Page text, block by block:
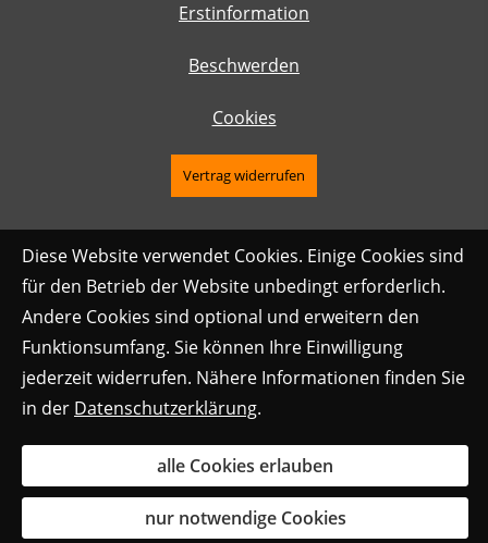
Erstinformation
Beschwerden
Cookies
Vertrag widerrufen
Diese Website verwendet Cookies. Einige Cookies sind
für den Betrieb der Website unbedingt erforderlich.
Andere Cookies sind optional und erweitern den
Funktionsumfang. Sie können Ihre Einwilligung
jederzeit widerrufen. Nähere Informationen finden Sie
in der Datenschutzerklärung.
alle Cookies erlauben
nur notwendige Cookies